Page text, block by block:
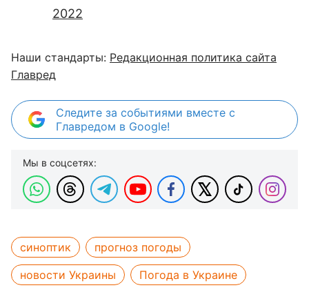
2022
Наши стандарты: Редакционная политика сайта
Главред
Следите за событиями вместе с
Главредом в Google!
Мы в соцсетях:
синоптик
прогноз погоды
новости Украины
Погода в Украине